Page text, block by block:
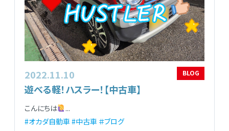
2022.11.10 BLOG
遊べる軽！ハスラー！【中古車】
こんにちは
...
#オカダ自動車 #中古車 ＃ブログ